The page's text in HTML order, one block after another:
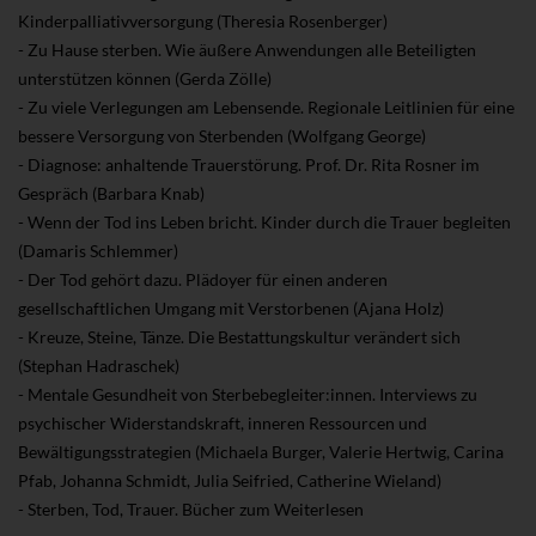
Kinderpalliativversorgung (Theresia Rosenberger)
- Zu Hause sterben. Wie äußere Anwendungen alle Beteiligten
unterstützen können (Gerda Zölle)
- Zu viele Verlegungen am Lebensende. Regionale Leitlinien für eine
bessere Versorgung von Sterbenden (Wolfgang George)
- Diagnose: anhaltende Trauerstörung. Prof. Dr. Rita Rosner im
Gespräch (Barbara Knab)
- Wenn der Tod ins Leben bricht. Kinder durch die Trauer begleiten
(Damaris Schlemmer)
- Der Tod gehört dazu. Plädoyer für einen anderen
gesellschaftlichen Umgang mit Verstorbenen (Ajana Holz)
- Kreuze, Steine, Tänze. Die Bestattungskultur verändert sich
(Stephan Hadraschek)
- Mentale Gesundheit von Sterbebegleiter:innen. Interviews zu
psychischer Widerstandskraft, inneren Ressourcen und
Bewältigungsstrategien (Michaela Burger, Valerie Hertwig, Carina
Pfab, Johanna Schmidt, Julia Seifried, Catherine Wieland)
- Sterben, Tod, Trauer. Bücher zum Weiterlesen